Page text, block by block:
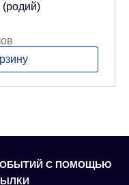
С ПОМОЩЬЮ